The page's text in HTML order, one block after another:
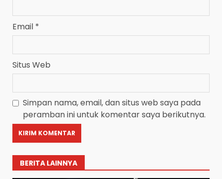
Email *
Situs Web
Simpan nama, email, dan situs web saya pada
peramban ini untuk komentar saya berikutnya.
BERITA LAINNYA